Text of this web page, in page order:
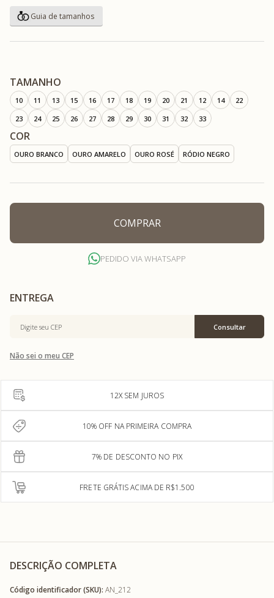
TAMANHO
10 11 13 15 16 17 18 19 20 21 12 14
22
23
24 25 26 27 28 29 30 31 32 33
COR
OURO BRANCO OURO AMARELO OURO ROSÉ RÓDIO NEGRO
COMPRAR
PEDIDO VIA WHATSAPP
Não sei o meu CEP
12X SEM JUROS
10% OFF NA PRIMEIRA COMPRA
7% DE DESCONTO NO PIX
FRETE GRÁTIS ACIMA DE R$1.500
DESCRIÇÃO COMPLETA
Código identificador (SKU): AN_212